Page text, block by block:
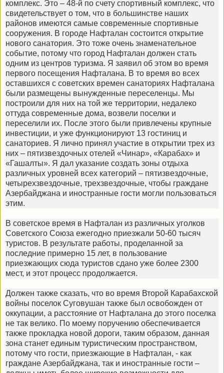
комплекс. Это – 48-й по счету спортивный комплекс, что
свидетельствует о том, что в большинстве наших
районов имеются самые современные спортивные
сооружения. В городе Нафталан состоится открытие
нового санатория. Это тоже очень знаменательное
событие, потому что город Нафталан должен стать
одним из центров туризма. Я заявил об этом во время
первого посещения Нафталана. В то время во всех
оставшихся с советских времен санаториях Нафталана
были размещены вынужденные переселенцы. Мы
построили для них на той же территории, недалеко
оттуда современные дома, возвели поселки и
переселили их. После этого были привлечены крупные
инвестиции, и уже функционируют 13 гостиниц и
санаториев. Я лично принял участие в открытии трех из
них – пятизвездочных отелей «Чинар», «Карабах» и
«Гашалты». Я дал указание создать зоны отдыха
различных уровней всех категорий – пятизвездочные,
четырехзвездочные, трехзвездочные, чтобы граждане
Азербайджана и иностранные гости могли пользоваться
этим.
В советское время в Нафталан из различных уголков
Советского Союза ежегодно приезжали 50-60 тысяч
туристов. В результате работы, проделанной за
последние примерно 15 лет, в пользование
приезжающих сюда туристов сдано уже более 2300
мест, и этот процесс продолжается.
Должен также сказать, что во время Второй Карабахской
войны поселок Суговушан также был освобожден от
оккупации, а расстояние от Нафталана до этого поселка
не так велико. По моему поручению обеспечивается
также прокладка новой дороги, таким образом, данная
зона станет единым туристическим пространством,
потому что гости, приезжающие в Нафталан, - как
граждане Азербайджана, так и иностранные гости –